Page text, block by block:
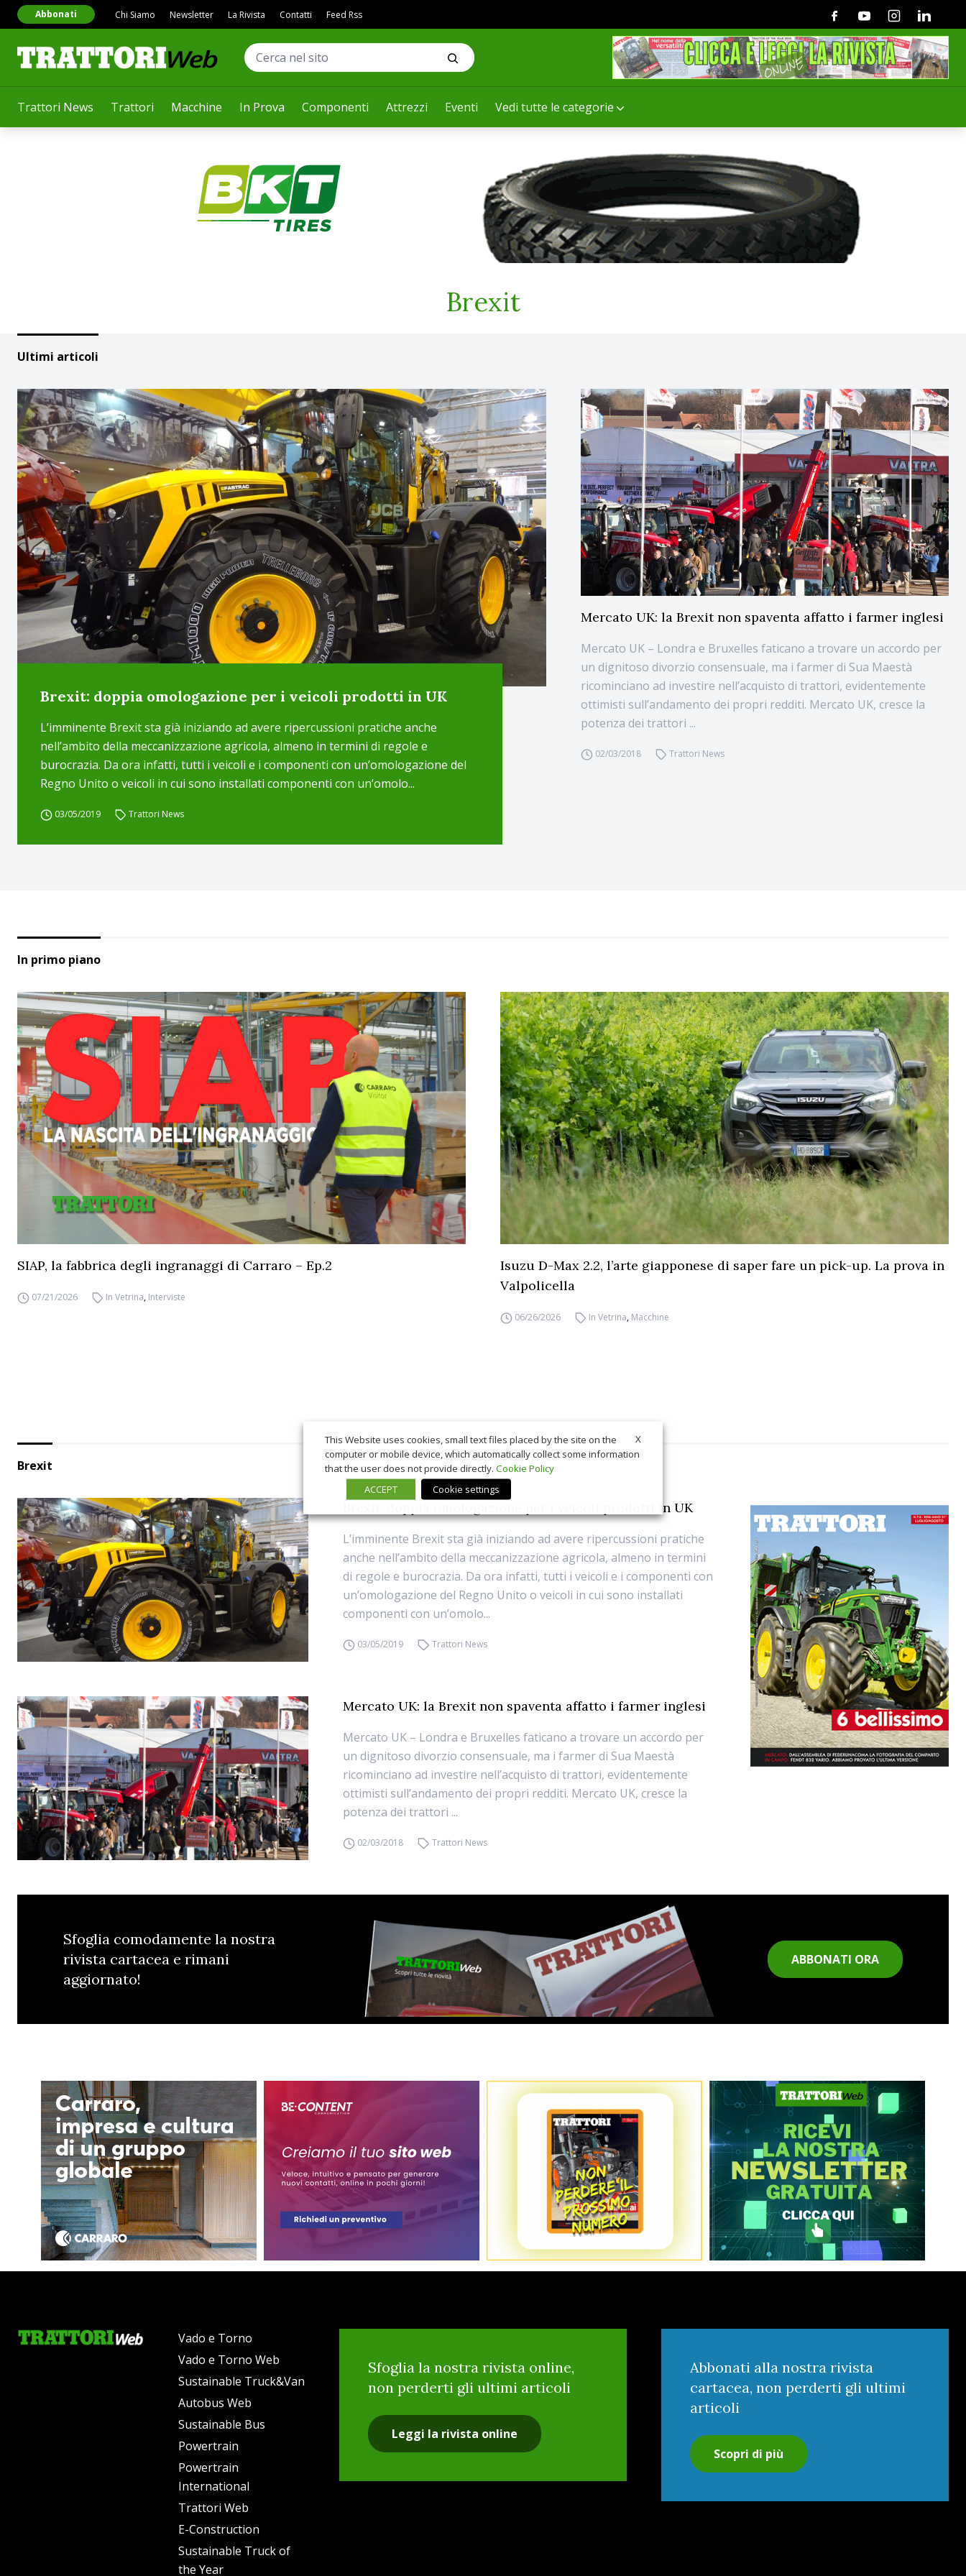
Trattori News Trattori Macchine In Prova Componenti Attrezzi Eventi Vedi tutte le categorie
Abbonati Chi Siamo Newsletter La Rivista Contatti Feed Rss FacebookYoutubeInstagramLinkedin
Brexit
Ultimi articoli
Brexit: doppia omologazione per i veicoli prodotti in UK
L’imminente Brexit sta già iniziando ad avere ripercussioni pratiche anche
nell’ambito della meccanizzazione agricola, almeno in termini di regole e
burocrazia. Da ora infatti, tutti i veicoli e i componenti con un’omologazione del
Regno Unito o veicoli in cui sono installati componenti con un’omolo...
03/05/2019 Trattori News
Mercato UK: la Brexit non spaventa affatto i farmer inglesi
Mercato UK – Londra e Bruxelles faticano a trovare un accordo per
un dignitoso divorzio consensuale, ma i farmer di Sua Maestà
ricominciano ad investire nell’acquisto di trattori, evidentemente
ottimisti sull’andamento dei propri redditi. Mercato UK, cresce la
potenza dei trattori ...
02/03/2018 Trattori News
In primo piano
SIAP, la fabbrica degli ingranaggi di Carraro – Ep.2
07/21/2026 In Vetrina, Interviste
Isuzu D-Max 2.2, l’arte giapponese di saper fare un pick-up. La prova in
Valpolicella
06/26/2026 In Vetrina, Macchine
Brexit
Brexit: doppia omologazione per i veicoli prodotti in UK
L’imminente Brexit sta già iniziando ad avere ripercussioni pratiche
anche nell’ambito della meccanizzazione agricola, almeno in termini
di regole e burocrazia. Da ora infatti, tutti i veicoli e i componenti con
un’omologazione del Regno Unito o veicoli in cui sono installati
componenti con un’omolo...
03/05/2019 Trattori News
Mercato UK: la Brexit non spaventa affatto i farmer inglesi
Mercato UK – Londra e Bruxelles faticano a trovare un accordo per
un dignitoso divorzio consensuale, ma i farmer di Sua Maestà
ricominciano ad investire nell’acquisto di trattori, evidentemente
ottimisti sull’andamento dei propri redditi. Mercato UK, cresce la
potenza dei trattori ...
02/03/2018 Trattori News
Sfoglia comodamente la nostra
rivista cartacea e rimani
aggiornato!
ABBONATI ORA
Vado e Torno
Vado e Torno Web
Sustainable Truck&Van
Autobus Web
Sustainable Bus
Powertrain
Powertrain
International
Trattori Web
E-Construction
Sustainable Truck of
the Year
Sfoglia la nostra rivista online,
non perderti gli ultimi articoli
Leggi la rivista online
Abbonati alla nostra rivista
cartacea, non perderti gli ultimi
articoli
Scopri di più
X
This Website uses cookies, small text files placed by the site on the
computer or mobile device, which automatically collect some information
that the user does not provide directly. Cookie Policy
ACCEPT
Cookie settings